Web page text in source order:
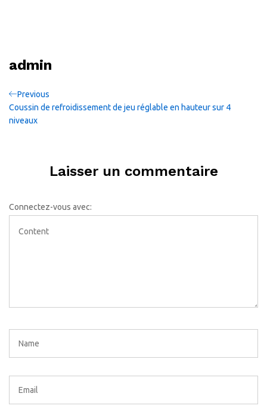
admin
Navigation
de
Previous
Post
Previous
Coussin de refroidissement de jeu réglable en hauteur sur 4
niveaux
Laisser un commentaire
Connectez-vous avec: